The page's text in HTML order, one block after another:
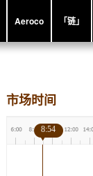
Aeroco 「链」
市场时间
8:54